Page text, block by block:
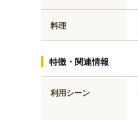
料理
特徴・関連情報
利用シーン